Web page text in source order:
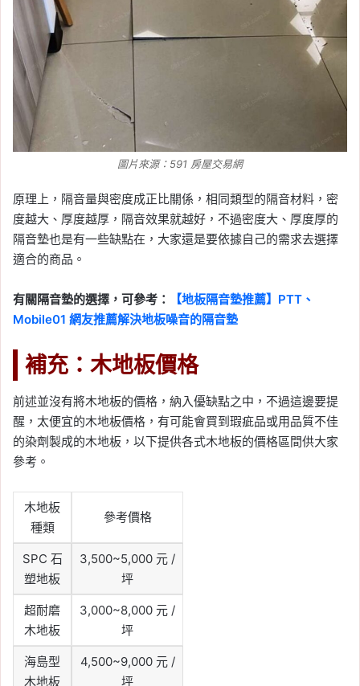
圖片來源：591 房屋交易網
原理上，隔音量與密度成正比關係，相同類型的隔音材料，密
度越大、厚度越厚，隔音效果就越好，不過密度大、厚度厚的
隔音墊也是有一些缺點在，大家還是要依據自己的需求去選擇
適合的商品。
有關隔音墊的選擇，可參考：
【地板隔音墊推薦】PTT、
Mobile01 網友推薦解決地板噪音的隔音墊
補充：木地板價格
前述並沒有將木地板的價格，納入優缺點之中，不過這邊要提
醒，太便宜的木地板價格，有可能會買到瑕疵品或用品質不佳
的染劑製成的木地板，以下提供各式木地板的價格區間供大家
參考。
木地板
種類
參考價格
SPC 石
塑地板
3,500~5,000 元 /
坪
超耐磨
木地板
3,000~8,000 元 /
坪
海島型
木地板
4,500~9,000 元 /
坪